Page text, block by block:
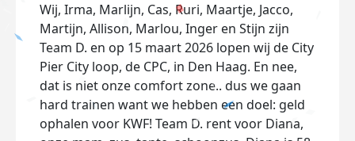
Wij, Irma, Marlijn, Cas, Ruri, Maartje, Jacco,
Martijn, Allison, Marlou, Inger en Stijn zijn
Team D. en op 15 maart 2026 lopen wij de City
Pier City loop, de CPC, in Den Haag. En nee,
dat is niet onze comfort zone.. dus we gaan
hard trainen want we hebben een doel: geld
ophalen voor KWF! Team D. rent voor Diana,